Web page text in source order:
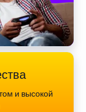
и высокой